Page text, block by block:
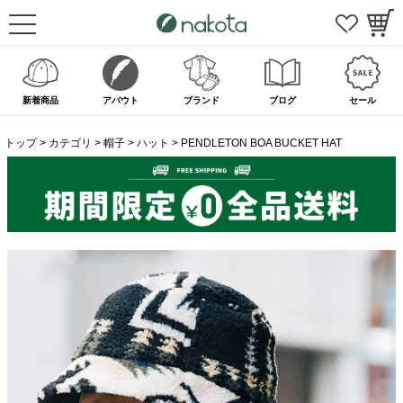
新着商品 アバウト ブランド ブログ セール
トップ カテゴリ 帽子 ハット PENDLETON BOA BUCKET HAT